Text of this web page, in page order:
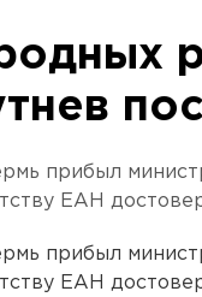
прибыл
ЕАН
прибыл
ЕАН